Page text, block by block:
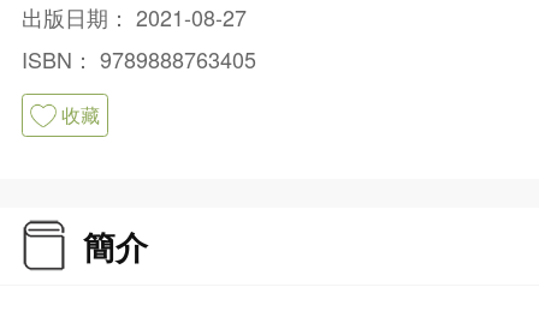
出版日期： 2021-08-27
ISBN： 9789888763405
收藏
簡介